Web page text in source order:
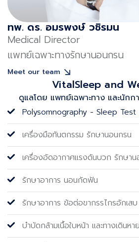
ทพ. ดร. อมรพงษ์ วชิรมน
Medical Director
แพทย์เฉพาะทางรักษานอนกรน
Meet our team
VitalSleep and
ดูแลโดย แพทย์เฉพาะทาง และนัก
Polysomnography - Sleep Test
เครื่องมือทันตกรรม รักษานอนกรน
เครื่องอัดอากาศแรงดันบวก รักษาน
รักษาอาการ นอนกัดฟัน
รักษาอาการ ข้อต่อขากรรไกรอักเส
บำบัดกล้ามเนื้อใบหน้า และทางเดินหา